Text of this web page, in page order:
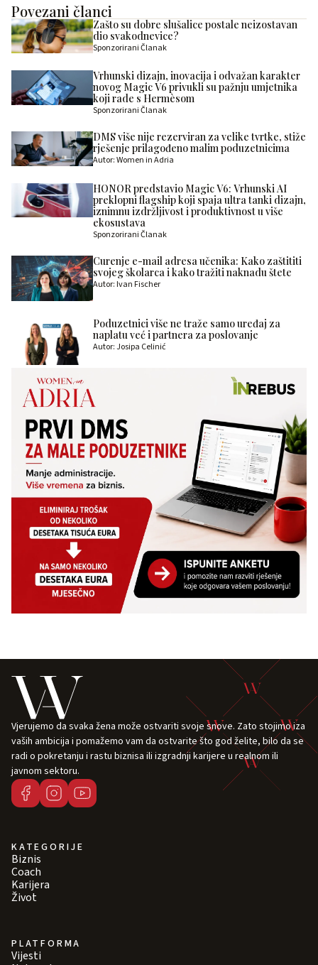
Povezani članci
Zašto su dobre slušalice postale neizostavan
dio svakodnevice?
Sponzorirani Članak
Vrhunski dizajn, inovacija i odvažan karakter
novog Magic V6 privukli su pažnju umjetnika
koji rade s Hermèsom
Sponzorirani Članak
DMS više nije rezerviran za velike tvrtke, stiže
rješenje prilagođeno malim poduzetnicima
Autor: Women in Adria
HONOR predstavio Magic V6: Vrhunski AI
preklopni flagship koji spaja ultra tanki dizajn,
iznimnu izdržljivost i produktivnost u više
ekosustava
Sponzorirani Članak
Curenje e-mail adresa učenika: Kako zaštititi
svojeg školarca i kako tražiti naknadu štete
Autor: Ivan Fischer
Poduzetnici više ne traže samo uređaj za
naplatu već i partnera za poslovanje
Autor: Josipa Celinić
Vjerujemo da svaka žena može ostvariti svoje snove. Zato stojimo iza
vaših ambicija i pomažemo vam da ostvarite što god želite, bilo da se
radi o pokretanju i rastu biznisa ili izgradnji karijere u realnom ili
javnom sektoru.
KATEGORIJE
Biznis
Coach
Karijera
Život
PLATFORMA
Vijesti